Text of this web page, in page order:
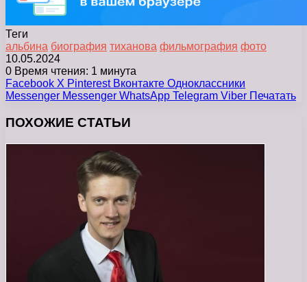
Теги
альбина биография тиханова фильмография фото
10.05.2024
0 Время чтения: 1 минута
Facebook X Pinterest Вконтакте Одноклассники
Messenger Messenger WhatsApp Telegram Viber Печатать
ПОХОЖИЕ СТАТЬИ